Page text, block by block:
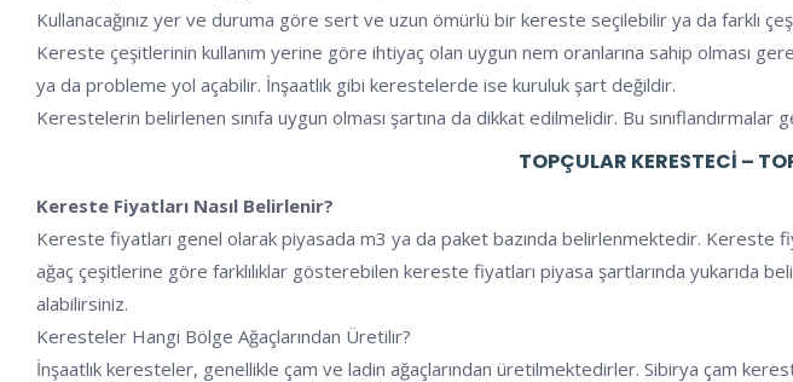
Kullanacağınız yer ve duruma göre sert ve uzun ömürlü bir kereste seçilebilir ya da farklı
Kereste çeşitlerinin kullanım yerine göre ihtiyaç olan uygun nem oranlarına sahip olması
ya da probleme yol açabilir. İnşaatlık gibi kerestelerde ise kuruluk şart değildir.
Kerestelerin belirlenen sınıfa uygun olması şartına da dikkat edilmelidir. Bu sınıflandırmalar
TOPÇULAR KERESTECI –
Kereste Fiyatları Nasıl Belirlenir?
Kereste fiyatları genel olarak piyasada m3 ya da paket bazında belirlenmektedir. Kereste
ağaç çeşitlerine göre farklılıklar gösterebilen kereste fiyatları piyasa şartlarında yukarıda
alabilirsiniz.
Keresteler Hangi Bölge Ağaçlarından Üretilir?
İnşaatlık keresteler, genellikle çam ve ladin ağaçlarından üretilmektedirler. Sibirya çam